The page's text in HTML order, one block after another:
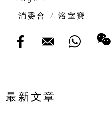
消委會
/ 浴室寶
最新文章